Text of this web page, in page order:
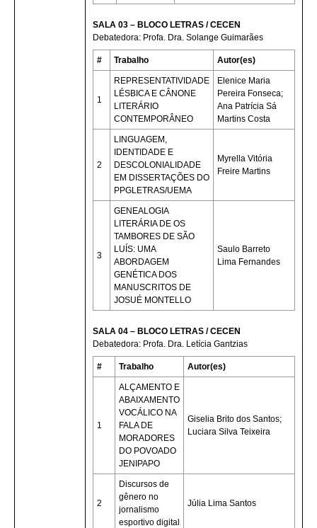
SALA 03 – BLOCO LETRAS / CECEN
Debatedora: Profa. Dra. Solange Guimarães
# Trabalho Autor(es)
1
REPRESENTATIVIDADE
LÉSBICA E CÂNONE
LITERÁRIO
CONTEMPORÂNEO
Elenice Maria
Pereira Fonseca;
Ana Patrícia Sá
Martins Costa
2
LINGUAGEM,
IDENTIDADE E
DESCOLONIALIDADE
EM DISSERTAÇÕES DO
PPGLETRAS/UEMA
Myrella Vitória
Freire Martins
3
GENEALOGIA
LITERÁRIA DE OS
TAMBORES DE SÃO
LUÍS: UMA
ABORDAGEM
GENÉTICA DOS
MANUSCRITOS DE
JOSUÉ MONTELLO
Saulo Barreto
Lima Fernandes
SALA 04 – BLOCO LETRAS / CECEN
Debatedora: Profa. Dra. Letícia Gantzias
# Trabalho Autor(es)
1
ALÇAMENTO E
ABAIXAMENTO
VOCÁLICO NA
FALA DE
MORADORES
DO POVOADO
JENIPAPO
Giselia Brito dos Santos;
Luciara Silva Teixeira
2
Discursos de
gênero no
jornalismo
esportivo digital
Júlia Lima Santos